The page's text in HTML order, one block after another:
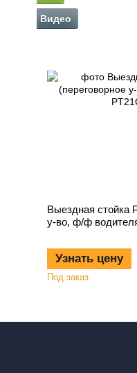
Видео
Выездная стойка
у-во, ф/ф
Узнать цену
Под заказ